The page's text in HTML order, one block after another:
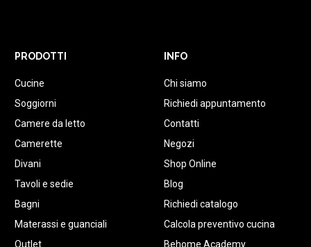
PRODOTTI
Cucine
Soggiorni
Camere da letto
Camerette
Divani
Tavoli e sedie
Bagni
Materassi e guanciali
Outlet
INFO
Chi siamo
Richiedi appuntamento
Contatti
Negozi
Shop Online
Blog
Richiedi catalogo
Calcola preventivo cucina
Behome Academy